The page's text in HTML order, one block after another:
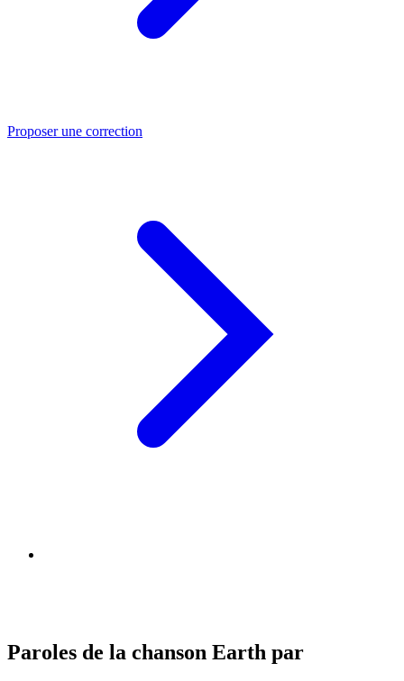
Proposer une correction
Paroles de la chanson Earth par